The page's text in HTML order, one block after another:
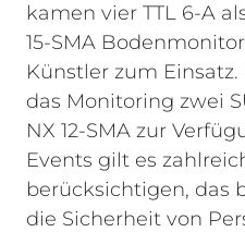
kamen vier TTL 6-A
15-SMA
Künstler zum
das Monitoring zwei
NX 12-SMA zur
Events gilt es
berücksichtigen, das
die Sicherheit von